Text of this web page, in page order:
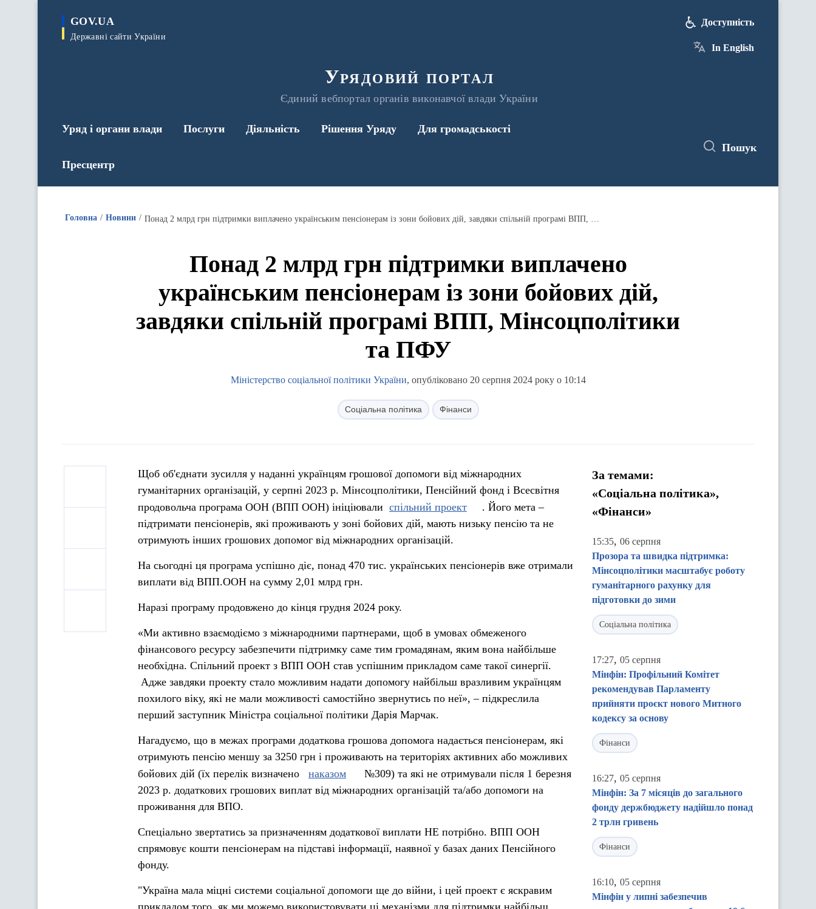
GOV.UA
Державні сайти України
Урядовий портал
Єдиний вебпортал органів виконавчої влади України
Доступність
In English
Уряд і органи влади Послуги Діяльність Рішення Уряду Для громадськості
Пресцентр
Пошук
Головна Новини Понад 2 млрд грн підтримки виплачено українським пенсіонерам із зони бойових дій, завдяки спільній програмі ВПП, Мінсоцполітики та ПФУ
Понад 2 млрд грн підтримки виплачено
українським пенсіонерам із зони бойових дій,
завдяки спільній програмі ВПП, Мінсоцполітики
та ПФУ
Міністерство соціальної політики України, опубліковано 20 серпня 2024 року о 10:14
Соціальна політика Фінанси
Щоб об'єднати зусилля у наданні українцям грошової допомоги від міжнародних
гуманітарних організацій, у серпні 2023 р. Мінсоцполітики, Пенсійний фонд і Всесвітня
продовольча програма ООН (ВПП ООН) ініціювали спільний проект
. Його мета –
підтримати пенсіонерів, які проживають у зоні бойових дій, мають низьку пенсію та не
отримують інших грошових допомог від міжнародних організацій.
На сьогодні ця програма успішно діє, понад 470 тис. українських пенсіонерів вже отримали
виплати від ВПП.ООН на сумму 2,01 млрд грн.
Наразі програму продовжено до кінця грудня 2024 року.
«Ми активно взаємодіємо з міжнародними партнерами, щоб в умовах обмеженого
фінансового ресурсу забезпечити підтримку саме тим громадянам, яким вона найбільше
необхідна. Спільний проект з ВПП ООН став успішним прикладом саме такої синергії.
Адже завдяки проекту стало можливим надати допомогу найбільш вразливим українцям
похилого віку, які не мали можливості самостійно звернутись по неї», – підкреслила
перший заступник Міністра соціальної політики Дарія Марчак.
Нагадуємо, що в межах програми додаткова грошова допомога надається пенсіонерам, які
отримують пенсію меншу за 3250 грн і проживають на територіях активних або можливих
бойових дій (їх перелік визначено
наказом
№309) та які не отримували після 1 березня
2023 р. додаткових грошових виплат від міжнародних організацій та/або допомоги на
проживання для ВПО.
Спеціально звертатись за призначенням додаткової виплати НЕ потрібно. ВПП ООН
спрямовує кошти пенсіонерам на підставі інформації, наявної у базах даних Пенсійного
фонду.
"Україна мала міцні системи соціальної допомоги ще до війни, і цей проект є яскравим
прикладом того, як ми можемо використовувати ці механізми для підтримки найбільш
За темами:
«Соціальна політика»,
«Фінанси»
15:35, 06 серпня
Прозора та швидка підтримка:
Мінсоцполітики масштабує роботу
гуманітарного рахунку для
підготовки до зими
Соціальна політика
17:27, 05 серпня
Мінфін: Профільний Комітет
рекомендував Парламенту
прийняти проєкт нового Митного
кодексу за основу
Фінанси
16:27, 05 серпня
Мінфін: За 7 місяців до загального
фонду держбюджету надійшло понад
2 трлн гривень
Фінанси
16:10, 05 серпня
Мінфін у липні забезпечив